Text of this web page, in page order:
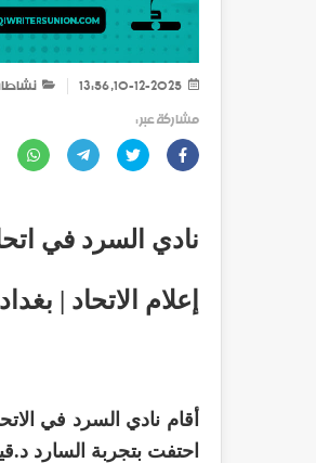
مشاركة عبر :
نادي السرد في
إعلام الاتحاد | بغداد
احتفت بتجربة السارد